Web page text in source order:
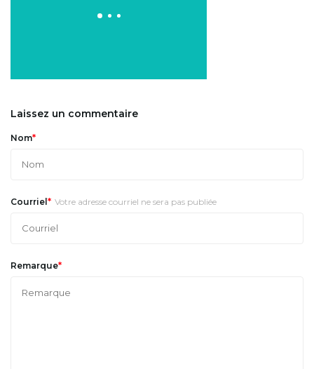
Laissez un commentaire
Nom*
Courriel * Votre adresse courriel ne sera pas publiée
Remarque*